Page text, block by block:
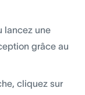
lancez une
grâce au
cliquez sur